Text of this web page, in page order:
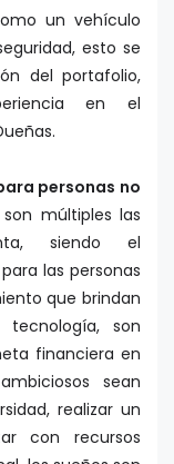
un vehículo
esto se
del portafolio,
en el
personas no
múltiples las
siendo el
las personas
que brindan
son
financiera en
sean
realizar un
con recursos